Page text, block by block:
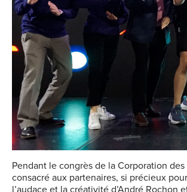
Pendant le congrès de la Corporation
consacré aux partenaires, si précieux
l’audace et la créativité d’André